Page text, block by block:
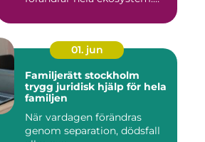
01. jun
Familjerätt stockholm
trygg juridisk hjälp för hela
familjen
När vardagen förändras
genom separation, dödsfall